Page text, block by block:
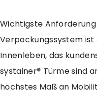
Wichtigste
Verpackungssystem
Innenleben, das
systainer® Türme sind
höchstes Maß an